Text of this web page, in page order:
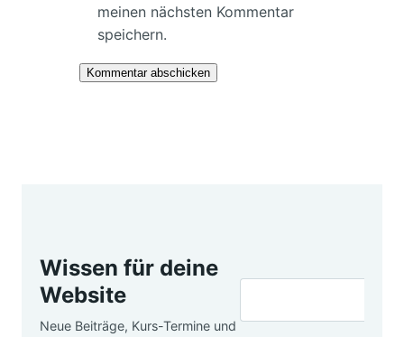
meinen nächsten Kommentar
speichern.
Wissen für deine
Website
Neue Beiträge, Kurs-Termine und